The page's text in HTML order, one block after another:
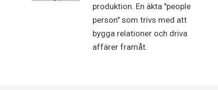
produktion. En äkta "people
person" som trivs med att
bygga relationer och driva
affärer framåt.